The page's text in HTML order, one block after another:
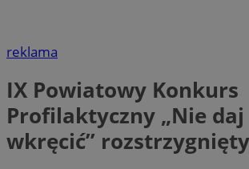
reklama
IX Powiatowy Konkurs
Profilaktyczny „Nie daj
wkręcić” rozstrzygnięty